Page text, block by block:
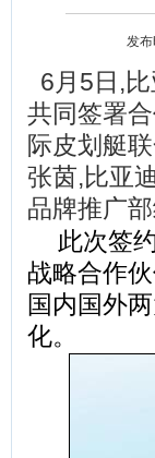
发
6月5日,
共同签署
际皮划艇
张茵,比亚
品牌推广
此次签
战略合作
国内国外
化。